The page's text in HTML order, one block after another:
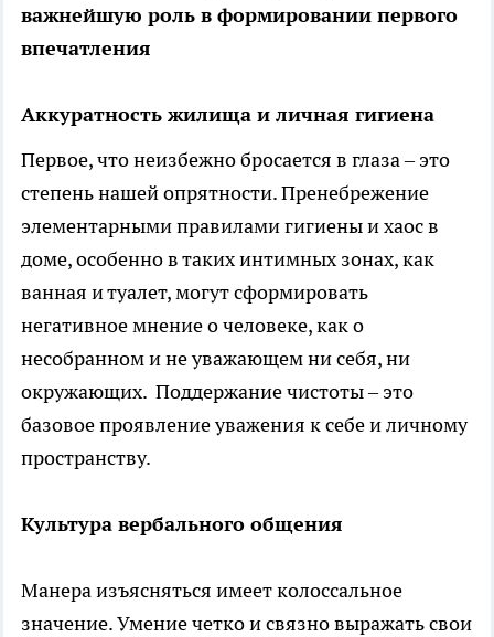
важнейшую роль в формировании первого
впечатления
Аккуратность жилища и личная гигиена
Первое, что неизбежно бросается в глаза – это
степень нашей опрятности. Пренебрежение
элементарными правилами гигиены и хаос в
доме, особенно в таких интимных зонах, как
ванная и туалет, могут сформировать
негативное мнение о человеке, как о
несобранном и не уважающем ни себя, ни
окружающих. Поддержание чистоты – это
базовое проявление уважения к себе и личному
пространству.
Культура вербального общения
Манера изъясняться имеет колоссальное
значение. Умение четко и связно выражать свои